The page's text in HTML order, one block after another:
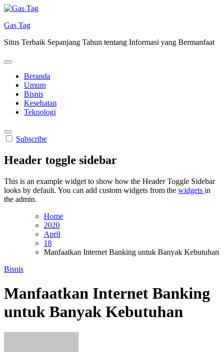
Skip
content
Gas Tag
Situs Terbaik Sepanjang Tahun tentang Informasi yang Bermanfaat
Beranda
Umum
Bisnis
Kesehatan
Teknologi
Subscribe
Header toggle sidebar
This is an example widget to show how the Header Toggle Sidebar
looks by default. You can add custom widgets from the widgets in
the admin.
Home
2020
April
18
Manfaatkan Internet Banking untuk Banyak Kebutuhan
Bisnis
Manfaatkan Internet Banking
untuk Banyak Kebutuhan